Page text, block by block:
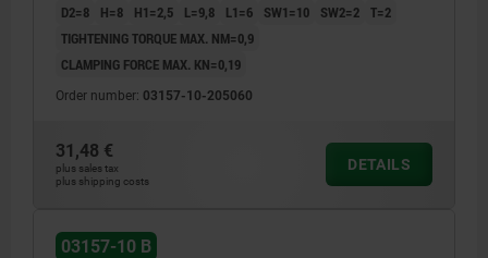
D2=8
H=8 H1=2,5 L=9,8 L1=6 SW1=10 SW2=2 T=2
TIGHTENING TORQUE MAX. NM=0,9
CLAMPING FORCE MAX. KN=0,19
Order number: 03157-10-205060
31,48 €
plus sales tax
plus shipping costs
DETAILS
03157-10 B